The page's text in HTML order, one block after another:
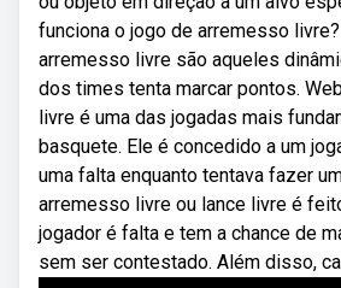
funciona o jogo de arremesso
arremesso livre são aqueles
dos times tenta marcar pontos.
livre é uma das jogadas mais
basquete. Ele é concedido a um
uma falta enquanto tentava fazer
arremesso livre ou lance livre é
jogador é falta e tem a chance de
sem ser contestado. Além disso,